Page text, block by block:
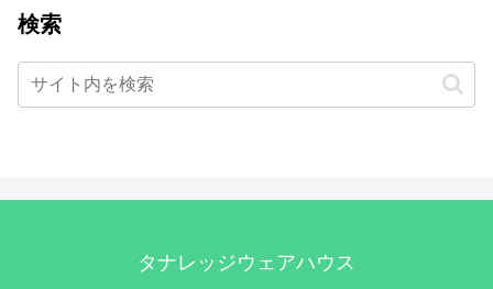
検索
タナレッジウェアハウス